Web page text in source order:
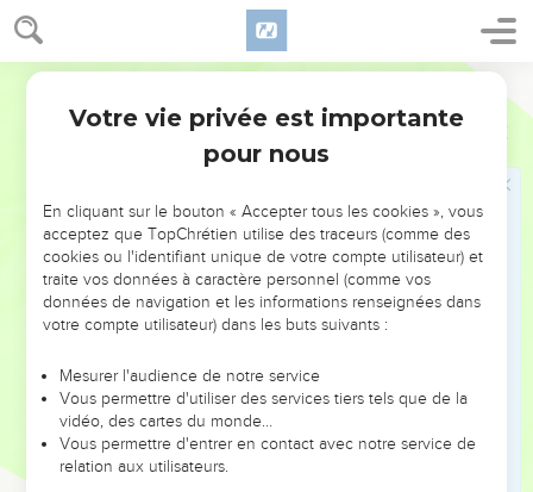
Jean 9
deviennent aveugles ; blessés dans leur orgueil et
insensibles au jugement divin que Jésus annonçait, ils lui
posent, d'un ton hautain et railleur, cette question :
sommes-nous aussi aveugles ?
Si vous étiez aveugles, semblables à ces ignorants qui se
péché
spécial de l'incrédulité et de l'endurcissement,
qui est le pire de tous, et qui vous fait repousser la vérité.
Mais maintenant vous ditesavec orgueil :Nous voyons
possédons la clef de la science, nous sommes les
maîtres des simples ; (Romains 2.19,20)votre péché demeure
et demeure sans remède.
(Le texte reçu porte donc votre péché Cette particule est
sous-entendue dans le texte de Sin., B, D,
Votre vie privée est importante
pour nous
En cliquant sur le bouton « Accepter tous les cookies », vous
acceptez que TopChrétien utilise des traceurs (comme des
cookies ou l'identifiant unique de votre compte utilisateur) et
traite vos données à caractère personnel (comme vos
données de navigation et les informations renseignées dans
votre compte utilisateur) dans les buts suivants :
Mesurer l'audience de notre service
Vous permettre d'utiliser des services tiers tels que de la
vidéo, des cartes du monde…
Vous permettre d'entrer en contact avec notre service de
relation aux utilisateurs.